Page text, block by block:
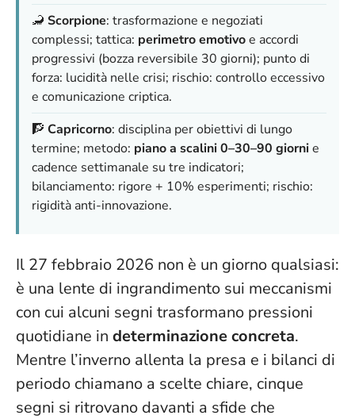
🦂 Scorpione: trasformazione e negoziati
complessi; tattica: perimetro emotivoe accordi
progressivi (bozza reversibile 30 giorni); punto di
forza: lucidità nelle crisi; rischio: controllo eccessivo
e comunicazione criptica.
🧗 Capricorno: disciplina per obiettivi di lungo
termine; metodo: piano a scalini 0–30–90 giornie
cadence settimanale su tre indicatori;
bilanciamento: rigore + 10% esperimenti; rischio:
rigidità anti-innovazione.
Il 27 febbraio 2026 non è un giorno qualsiasi:
è una lente di ingrandimento sui meccanismi
con cui alcuni segni trasformano pressioni
quotidiane in determinazione concreta.
Mentre l’inverno allenta la presa e i bilanci di
periodo chiamano a scelte chiare, cinque
segni si ritrovano davanti a sfide che